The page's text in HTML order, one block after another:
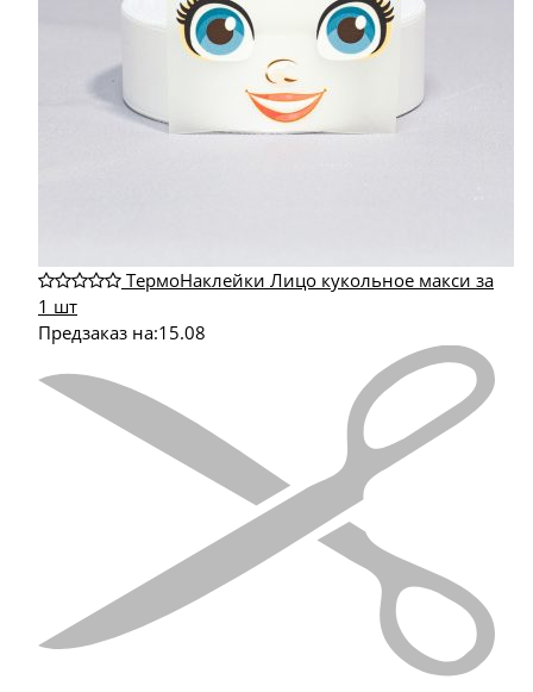
ТермоНаклейки Лицо кукольное макси за
1 шт
Предзаказ на:15.08